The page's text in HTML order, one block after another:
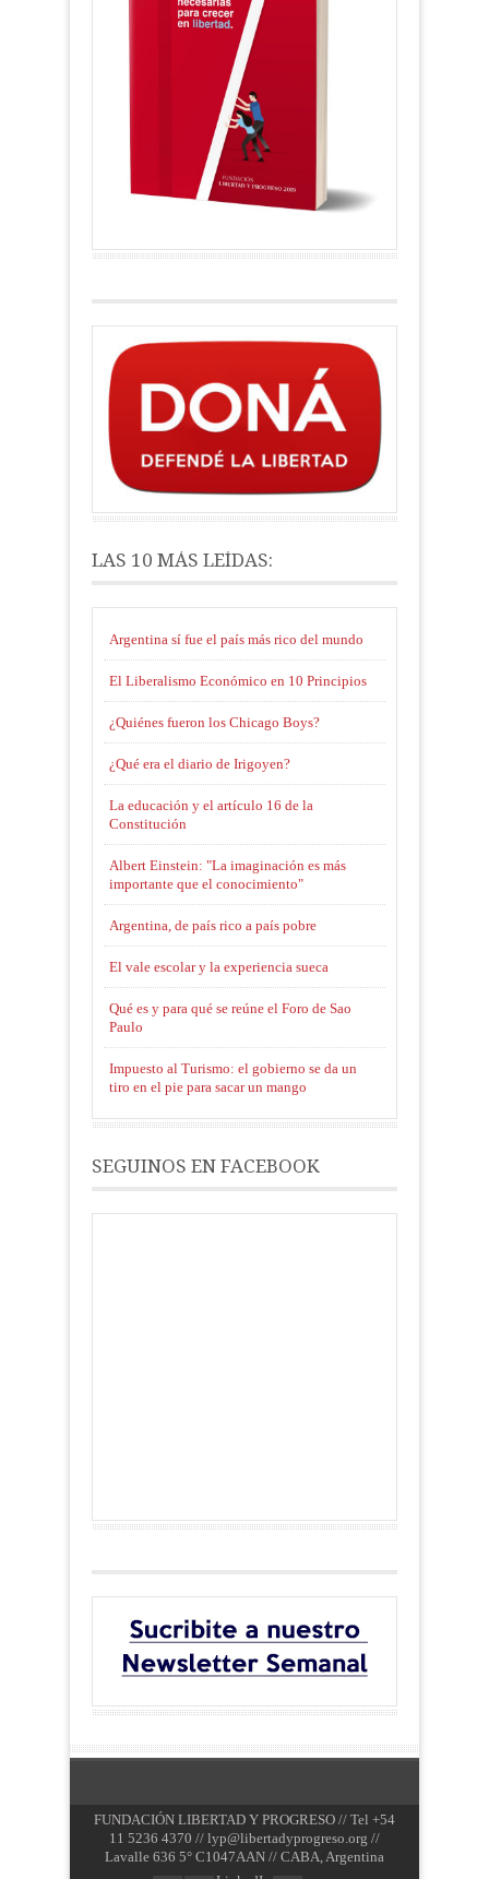
LAS 10 MÁS LEÍDAS:
Argentina sí fue el país más rico del mundo
El Liberalismo Económico en 10 Principios
¿Quiénes fueron los Chicago Boys?
¿Qué era el diario de Irigoyen?
La educación y el artículo 16 de la
Constitución
Albert Einstein: "La imaginación es más
importante que el conocimiento"
Argentina, de país rico a país pobre
El vale escolar y la experiencia sueca
Qué es y para qué se reúne el Foro de Sao
Paulo
Impuesto al Turismo: el gobierno se da un
tiro en el pie para sacar un mango
SEGUINOS EN FACEBOOK
FUNDACIÓN LIBERTAD Y PROGRESO // Tel +54
11 5236 4370 // lyp@libertadyprogreso.org //
Lavalle 636 5° C1047AAN // CABA, Argentina